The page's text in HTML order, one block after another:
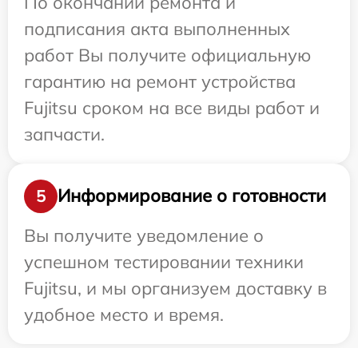
подписания акта выполненных
работ Вы получите официальную
гарантию на ремонт устройства
Fujitsu сроком на все виды работ и
запчасти.
5
Информирование о готовности
Вы получите уведомление о
успешном тестировании техники
Fujitsu, и мы организуем доставку в
удобное место и время.